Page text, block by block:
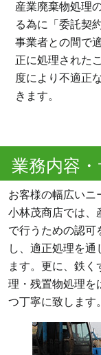
産業廃棄物処理
る為に「委託契
事業者との間で
正に処理された
度により不適正
きます。
業務内容
お客様の幅広いニ
小林茂商店では、
で行うための認可
し、適正処理を通
ます。更に、鉄
理・残置物処理を
つ丁寧に致します。